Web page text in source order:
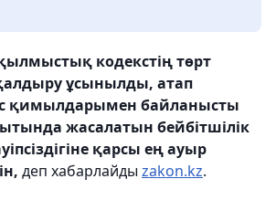
кодекстің төрт
ұсынылды, атап
қимылдарымен байланысты
жасалатын бейбітшілік
қарсы ең ауыр
деп хабарлайды zakon.kz.